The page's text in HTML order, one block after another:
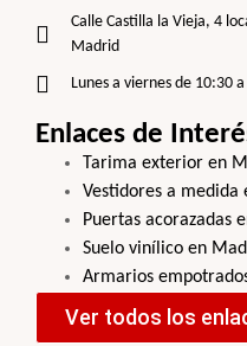
Calle Castilla la Vieja, 4
Madrid
Lunes a viernes de 10:30
Enlaces de
Tarima exterior en
Vestidores a medida
Puertas acorazadas
Suelo vinílico en
Armarios
Ver todos los